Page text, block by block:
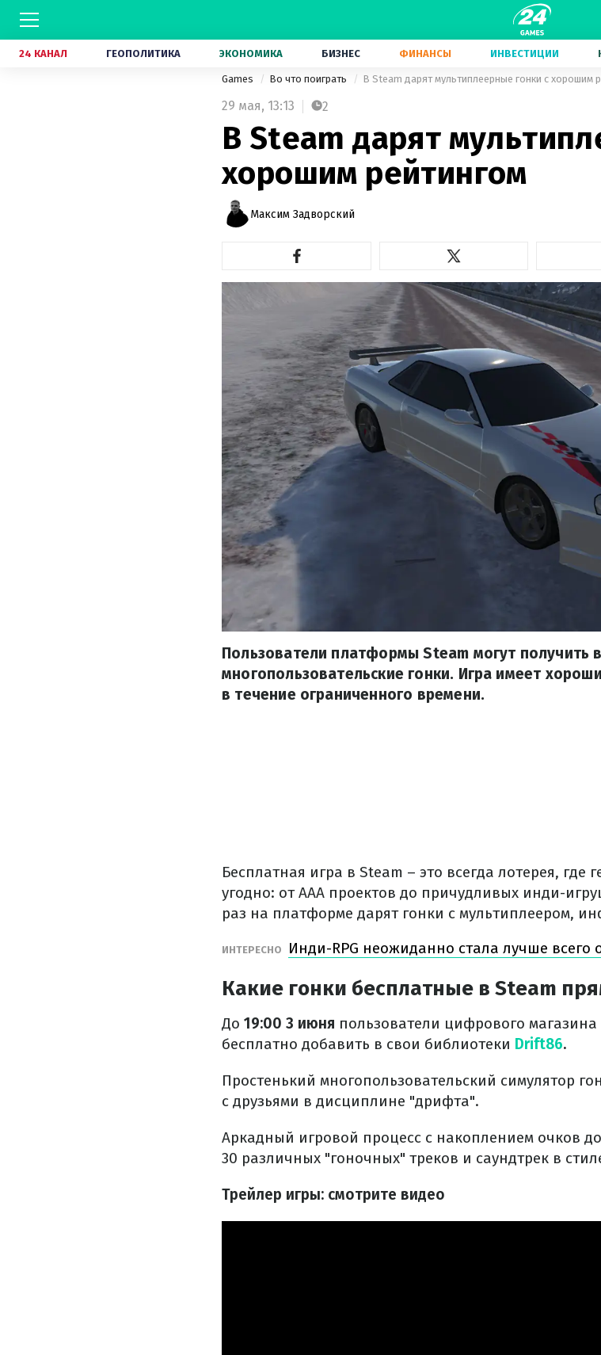
24 КАНАЛ ГЕОПОЛИТИКА ЭКОНОМИКА БИЗНЕС ФИНАНСЫ ИНВЕСТИЦИИ
Games Во что поиграть В Steam дарят мультиплеерные гонки с хорошим
29 мая, 13:13 2
В Steam дарят
хорошим рейтингом
Максим Задворский
Пользователи платформы Steam могут получить
многопользовательские гонки. Игра имеет
в течение ограниченного времени.
Бесплатная игра в Steam – это всегда лотерея, где
угодно: от ААА проектов до причудливых инди-
раз на платформе дарят гонки с мультиплеером,
ИНТЕРЕСНО Инди-RPG неожиданно стала лучше всего
Какие гонки бесплатные в Steam
До 19:00 3 июня пользователи цифрового магазина
бесплатно добавить в свои библиотеки Drift86.
Простенький многопользовательский симулятор
с друзьями в дисциплине "дрифта".
Аркадный игровой процесс с накоплением очков
30 различных "гоночных" треков и саундтрек в
Трейлер игры: смотрите видео